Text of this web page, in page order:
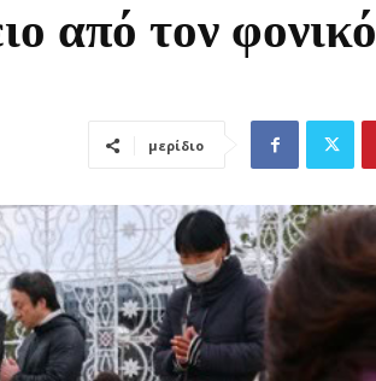
από τον φονικό
μερίδιο